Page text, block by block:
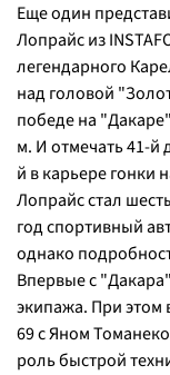
Еще один
Лопрайс из
легендарного
над головой
победе на
м. И отмечать 41-й
й в карьере гонки
Лопрайс стал
год спортивный
однако
Впервые с
экипажа. При этом
69 с Яном
роль быстрой